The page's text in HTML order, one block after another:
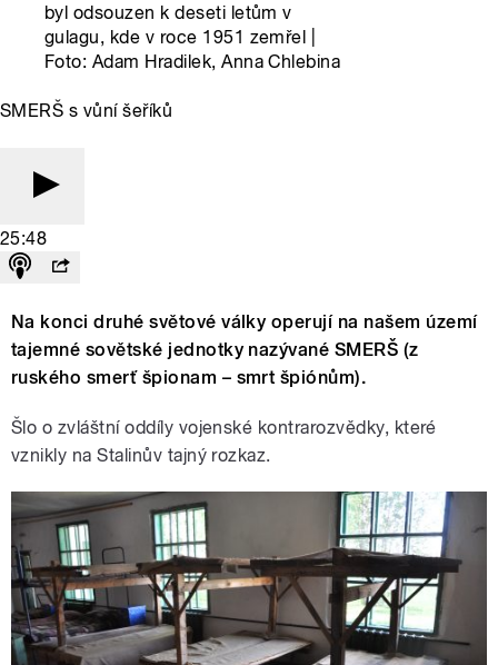
byl odsouzen k deseti letům v
gulagu, kde v roce 1951 zemřel |
Foto: Adam Hradilek, Anna Chlebina
SMERŠ s vůní šeříků
25:48
Na konci druhé světové války operují na našem území
tajemné sovětské jednotky nazývané SMERŠ (z
ruského smerť špionam – smrt špiónům).
Šlo o zvláštní oddíly vojenské kontrarozvědky, které
vznikly na Stalinův tajný rozkaz.